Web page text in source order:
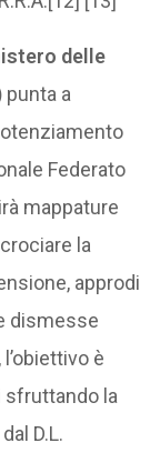
delle
punta a
Federato
mappature
la
approdi
dismesse
è
sfruttando la
D.L.